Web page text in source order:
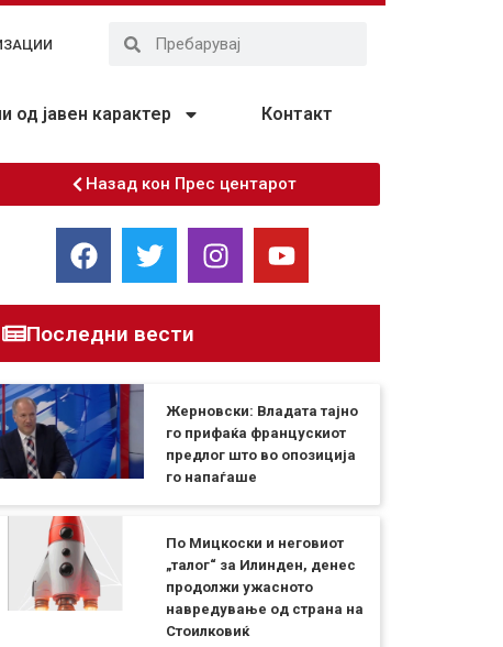
од јавен карактер Контакт
Назад кон Прес центарот
Последни вести
Жерновски: Владата тајно
го прифаќа францускиот
предлог што во опозиција
го напаѓаше
По Мицкоски и неговиот
„талог“ за Илинден, денес
продолжи ужасното
навредување од страна на
Стоилковиќ